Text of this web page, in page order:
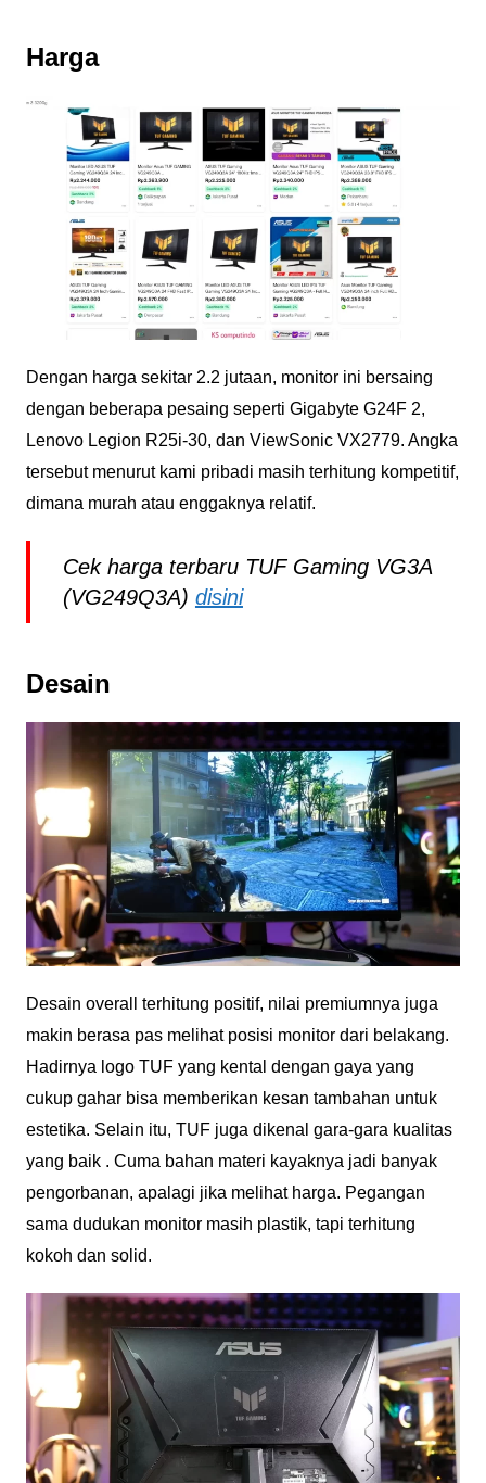
Harga
Dengan harga sekitar 2.2 jutaan, monitor ini bersaing
dengan beberapa pesaing seperti Gigabyte G24F 2,
Lenovo Legion R25i-30, dan ViewSonic VX2779. Angka
tersebut menurut kami pribadi masih terhitung kompetitif,
dimana murah atau enggaknya relatif.
Cek harga terbaru TUF Gaming VG3A
(VG249Q3A) disini
Desain
Desain overall terhitung positif, nilai premiumnya juga
makin berasa pas melihat posisi monitor dari belakang.
Hadirnya logo TUF yang kental dengan gaya yang
cukup gahar bisa memberikan kesan tambahan untuk
estetika. Selain itu, TUF juga dikenal gara-gara kualitas
yang baik . Cuma bahan materi kayaknya jadi banyak
pengorbanan, apalagi jika melihat harga. Pegangan
sama dudukan monitor masih plastik, tapi terhitung
kokoh dan solid.